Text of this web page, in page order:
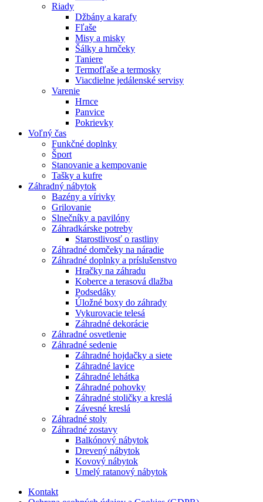
Riady
Džbány a karafy
Fľaše
Misy a misky
Šálky a hrnčeky
Taniere
Termofľaše a termosky
Viacdielne jedálenské servisy
Varenie
Hrnce
Panvice
Pokrievky
Voľný čas
Funkčné doplnky
Šport
Stanovanie a kempovanie
Tašky a kufre
Záhradný nábytok
Bazény a vírivky
Grilovanie
Slnečníky a pavilóny
Záhradkárske potreby
Starostlivosť o rastliny
Záhradné domčeky na náradie
Záhradné doplnky a príslušenstvo
Hračky na záhradu
Koberce a terasová dlažba
Podsedáky
Úložné boxy do záhrady
Vykurovacie telesá
Záhradné dekorácie
Záhradné osvetlenie
Záhradné sedenie
Záhradné hojdačky a siete
Záhradné lavice
Záhradné lehátka
Záhradné pohovky
Záhradné stoličky a kreslá
Závesné kreslá
Záhradné stoly
Záhradné zostavy
Balkónový nábytok
Drevený nábytok
Kovový nábytok
Umelý ratanový nábytok
Kontakt